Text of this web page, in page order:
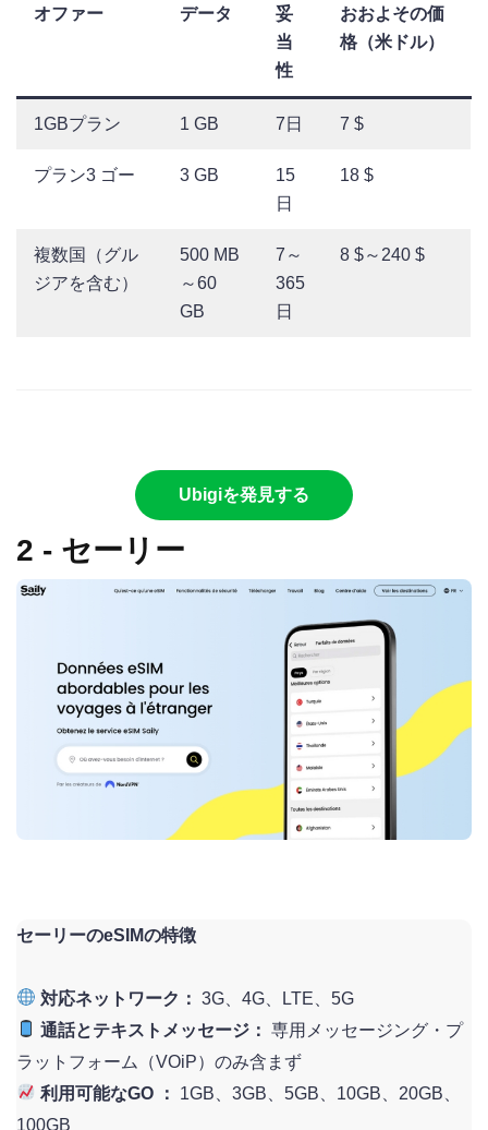
オファー データ
妥
当
性
おおよその価
格（米ドル）
1GBプラン 1 GB 7日 7 $
プラン3 ゴー 3 GB
15
日
18 $
複数国（グル
ジアを含む）
500 MB
～60
GB
7～
365
日
8 $～240 $
Ubigiを発見する
2 - セーリー
セーリーのeSIMの特徴
対応ネットワーク： 3G、4G、LTE、5G
通話とテキストメッセージ： 専用メッセージング・プ
ラットフォーム（VOiP）のみ含まず
利用可能なGO ：
1GB、3GB、5GB、10GB、20GB、
100GB